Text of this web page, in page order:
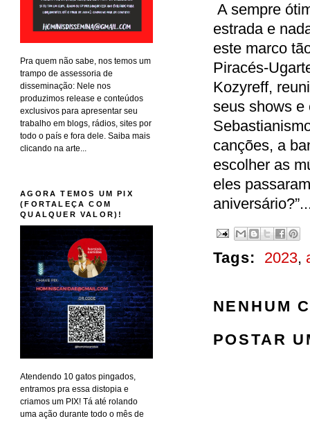
A sempre
estrada e
este marco
Piracés-
Kozyreff,
seus shows e
canções, a
escolher as
eles
Tags: 2023,
NENHUM
POSTAR
Pra quem não sabe, nos temos um
trampo de assessoria de
disseminação: Nele nos
produzimos release e conteúdos
exclusivos para apresentar seu
trabalho em blogs, rádios, sites por
todo o país e fora dele. Saiba mais
clicando na arte...
AGORA TEMOS UM PIX
(FORTALEÇA COM
QUALQUER VALOR)!
Atendendo 10 gatos pingados,
entramos pra essa distopia e
criamos um PIX! Tá até rolando
uma ação durante todo o mês de